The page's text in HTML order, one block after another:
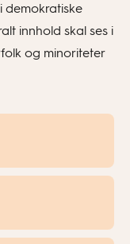
demokratiske
innhold skal ses i
og minoriteter